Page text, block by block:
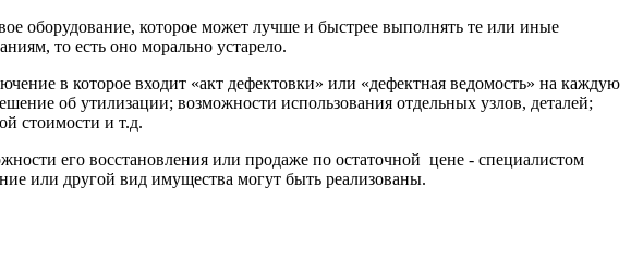
оборудование, которое может лучше и быстрее выполнять те или иные
то есть оно морально устарело.
в которое входит «акт дефектовки» или «дефектная ведомость» на каждую
об утилизации; возможности использования отдельных узлов, деталей;
стоимости и т.д.
его восстановления или продаже по остаточной цене - специалистом
или другой вид имущества могут быть реализованы.